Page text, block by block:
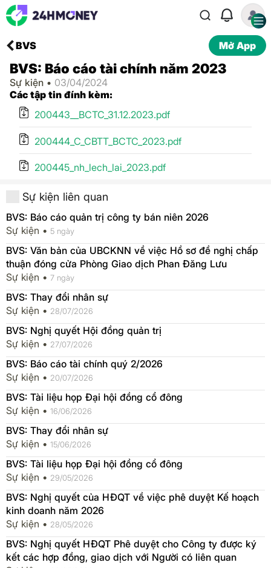
BVS Mở App
BVS: Báo cáo tài chính năm 2023
Sự kiện • 03/04/2024
Các tập tin đính kèm:
200443__BCTC_31.12.2023.pdf
200444_C_CBTT_BCTC_2023.pdf
200445_nh_lech_lai_2023.pdf
Sự kiện liên quan
BVS: Báo cáo quản trị công ty bán niên 2026
Sự kiện • 5 ngày
BVS: Văn bản của UBCKNN về việc Hồ sơ đề nghị chấp
thuận đóng cửa Phòng Giao dịch Phan Đăng Lưu
Sự kiện • 7 ngày
BVS: Thay đổi nhân sự
Sự kiện • 28/07/2026
BVS: Nghị quyết Hội đồng quản trị
Sự kiện • 27/07/2026
BVS: Báo cáo tài chính quý 2/2026
Sự kiện • 20/07/2026
BVS: Tài liệu họp Đại hội đồng cổ đông
Sự kiện • 16/06/2026
BVS: Thay đổi nhân sự
Sự kiện • 15/06/2026
BVS: Tài liệu họp Đại hội đồng cổ đông
Sự kiện • 29/05/2026
BVS: Nghị quyết của HĐQT về việc phê duyệt Kế hoạch
kinh doanh năm 2026
Sự kiện • 28/05/2026
BVS: Nghị quyết HĐQT Phê duyệt cho Công ty được ký
kết các hợp đồng, giao dịch với Người có liên quan